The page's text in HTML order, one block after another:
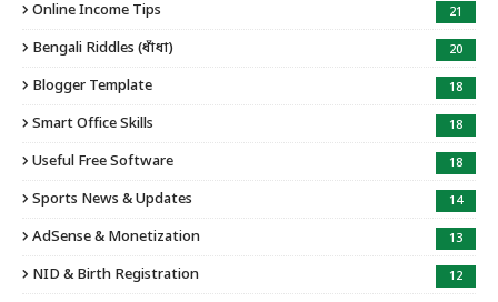
Online Income Tips 21
Bengali Riddles (ধাঁধা) 20
Blogger Template 18
Smart Office Skills 18
Useful Free Software 18
Sports News & Updates 14
AdSense & Monetization 13
NID & Birth Registration 12